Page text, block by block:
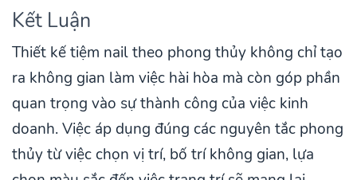
Kết Luận
Thiết kế tiệm nail theo phong thủy không chỉ tạo
ra không gian làm việc hài hòa mà còn góp phần
quan trọng vào sự thành công của việc kinh
doanh. Việc áp dụng đúng các nguyên tắc phong
thủy từ việc chọn vị trí, bố trí không gian, lựa